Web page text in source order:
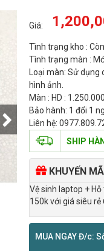
Giá:
Tình trạng kho :
Tình trạng màn :
Loại màn: Sử dụng
hình ảnh.
Màn : HD :
Bảo hành: 1 đổi 1
Liên hệ:
SHIP
KHUYẾN
Vệ sinh laptop +
150k với giá siêu rẻ
MUA NGAY Đ/c: